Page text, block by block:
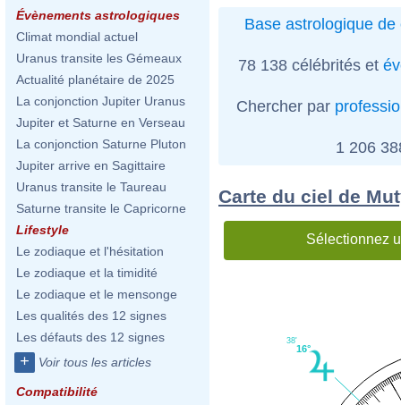
Évènements astrologiques
Climat mondial actuel
Uranus transite les Gémeaux
Actualité planétaire de 2025
La conjonction Jupiter Uranus
Jupiter et Saturne en Verseau
La conjonction Saturne Pluton
Jupiter arrive en Sagittaire
Uranus transite le Taureau
Saturne transite le Capricorne
Lifestyle
Le zodiaque et l'hésitation
Le zodiaque et la timidité
Le zodiaque et le mensonge
Les qualités des 12 signes
Les défauts des 12 signes
+ Voir tous les articles
Compatibilité
Base astrologique de
78 138 célébrités et
Chercher par
1 206
Carte du ciel de
Sélectionnez
16°
38'